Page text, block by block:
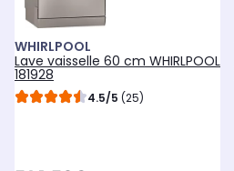
WHIRLPOOL
Lave vaisselle 60 cm WHIRLPOOL
181928
4.5/5 (25)